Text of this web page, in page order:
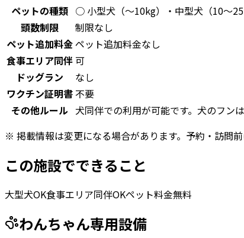
ペットの種類 ○ 小型犬（〜10kg）・中型犬（10〜
頭数制限
制限なし
ペット追加料金ペット追加料金なし
食事エリア同伴 可
ドッグラン
なし
ワクチン証明書不要
その他ルール 犬同伴での利用が可能です。犬のフン
※ 掲載情報は変更になる場合があります。予約・訪問
この施設でできること
大型犬OK食事エリア同伴OKペット料金無料
わんちゃん専用設備